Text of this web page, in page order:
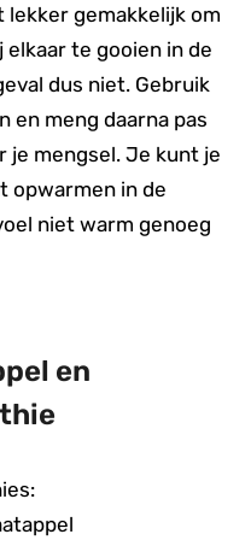
lekker gemakkelijk om
te gooien in de
dus niet. Gebruik
en meng daarna pas
je mengsel. Je kunt je
opwarmen in de
niet warm genoeg
en